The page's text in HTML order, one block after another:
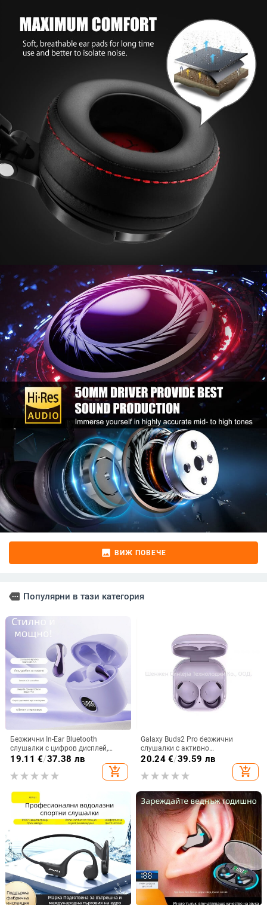
image ВИЖ ПОВЕЧЕ
more Популярни в тази категория
Безжични In-Ear Bluetooth
слушалки с цифров дисплей,
ниска латентност за гейминг, 4–8
19.11 €/37.38 лв
add_shopping_cart
Galaxy Buds2 Pro безжични
слушалки с активно
шумопотискане, корпус от
20.24€/39.59 лв
add_shopping_cart